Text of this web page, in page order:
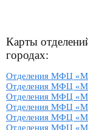
Карты
городах:
Отделения МФЦ
Отделения МФЦ
Отделения МФЦ
Отделения МФЦ
Отделения МФЦ
Отделения МФЦ